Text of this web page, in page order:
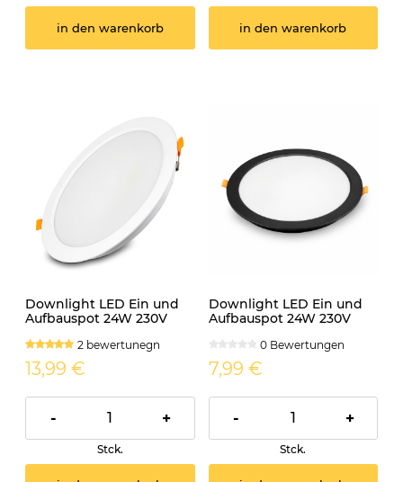
in den warenkorb in den warenkorb
Downlight LED Ein und
Aufbauspot 24W 230V
2 bewertunegn
13,99 €
- +
Stck.
Downlight LED Ein und
Aufbauspot 24W 230V
0 Bewertungen
7,99 €
- +
Stck.